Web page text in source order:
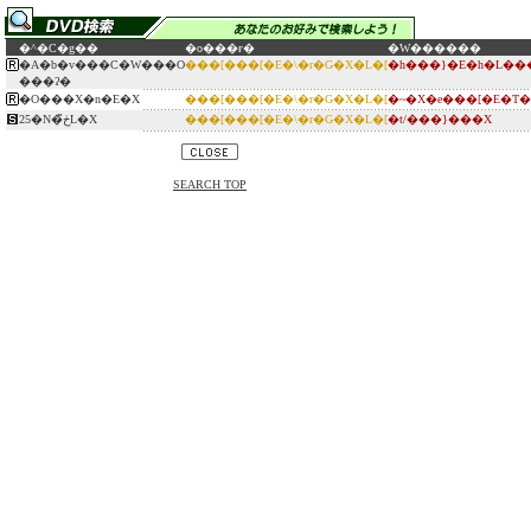
�^�C�g�� �o���ғ�
�W������
�A�b�v���C�W���O
���ʔ�
���[���[�E�\�r�G�X�L�[
�O���X�n�E�X ���[���[�E�\�r�G�X�L�[
25�N�ڂ̃L�X
���[���[�E�\�r�G�X�L�[�t/���}���X
SEARCH TOP